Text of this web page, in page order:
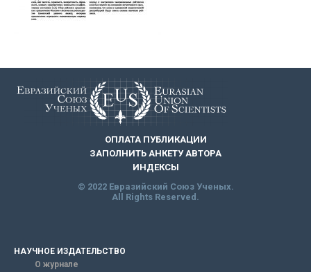
ОПЛАТА ПУБЛИКАЦИИ
ЗАПОЛНИТЬ АНКЕТУ АВТОРА
ИНДЕКСЫ
© 2022 Евразийский Союз Ученых.
All Rights Reserved.
НАУЧНОЕ ИЗДАТЕЛЬСТВО
О журнале